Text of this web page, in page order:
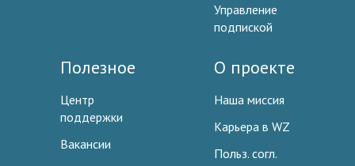
Управление
подпиской
Полезное
Центр
поддержки
Вакансии
О проекте
Наша миссия
Карьера в WZ
Польз. согл.